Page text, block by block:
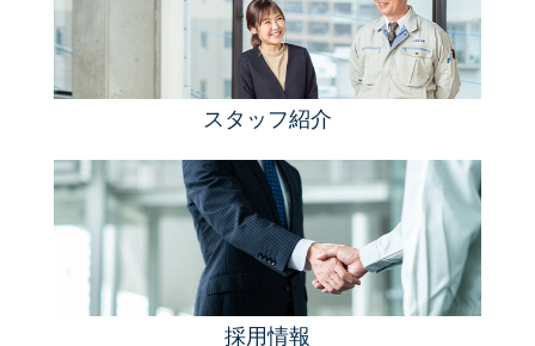
スタッフ紹介
採用情報